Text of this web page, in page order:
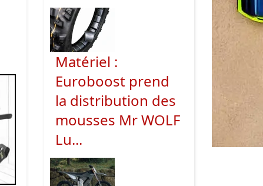
Matériel :
Euroboost prend
la distribution des
mousses Mr WOLF
Lu...